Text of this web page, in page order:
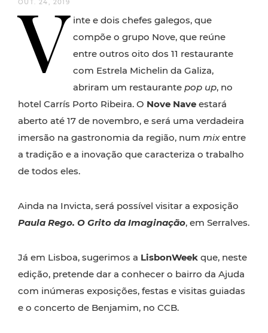
OUT. 24, 2019
V inte e dois chefes galegos, que
compõe o grupo Nove, que reúne
entre outros oito dos 11 restaurante
com Estrela Michelin da Galiza,
abriram um restaurante pop up, no
hotel Carrís Porto Ribeira. O Nove Nave estará
aberto até 17 de novembro, e será uma verdadeira
imersão na gastronomia da região, num mixentre
a tradição e a inovação que caracteriza o trabalho
de todos eles.
Ainda na Invicta, será possível visitar a exposição
Paula Rego. O Grito da Imaginação, em Serralves.
Já em Lisboa, sugerimos a LisbonWeek que, neste
edição, pretende dar a conhecer o bairro da Ajuda
com inúmeras exposições, festas e visitas guiadas
e o concerto de Benjamim, no CCB.